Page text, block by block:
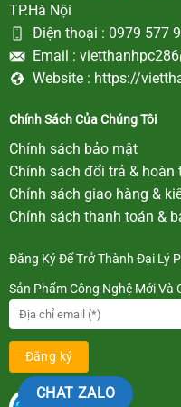
TP.Hà Nội
Điện thoại : 0979 577
Email :
Website : https://
Chính Sách Của Chúng Tôi
Chính sách bảo mật
Chính sách đổi trả & hoàn
Chính sách giao hàng &
Chính sách thanh toán &
Đăng Ký Để Trở Thành Đại Lý
Sản Phẩm Công Nghệ Mới Và
CHAT ZALO